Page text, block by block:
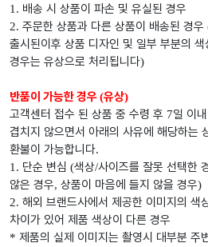
1. 배송 시 상품이 파손 및 유실된 경우
2. 주문한 상품과 다른 상품이 배송된 경우
출시된이후 상품 디자인 및 일부 부분의 색
경우는 유상으로 처리됩니다)
반품이 가능한 경우(유상)
고객센터 접수 된 상품 중 수령 후 7일 이
겹치지 않으면서 아래의 사유에 해당하는
환불이 가능합니다.
1. 단순 변심 (색상/사이즈를 잘못 선택한
않은 경우, 상품이 마음에 들지 않을 경우)
2. 해외 브랜드사에서 제공한 이미지의 색
차이가 있어 제품 색상이 다른 경우
* 제품의 실제 이미지는 촬영시 대부분 주